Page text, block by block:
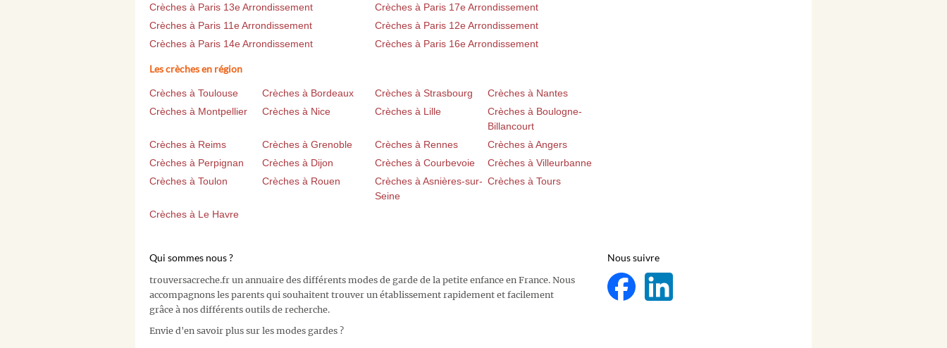
Crèches à Paris 13e Arrondissement
Crèches à Paris 17e Arrondissement
Crèches à Paris 11e Arrondissement
Crèches à Paris 12e Arrondissement
Crèches à Paris 14e Arrondissement
Crèches à Paris 16e Arrondissement
Les crèches en région
Crèches à Toulouse Crèches à Bordeaux Crèches à Strasbourg
Crèches à Nantes
Crèches à Montpellier
Crèches à Nice Crèches à Lille
Crèches à Boulogne-
Billancourt
Crèches à Reims
Crèches à Grenoble Crèches à Rennes
Crèches à Angers
Crèches à Perpignan
Crèches à Dijon Crèches à Courbevoie
Crèches à Villeurbanne
Crèches à Toulon
Crèches à Rouen
Crèches à Asnières-sur-
Seine
Crèches à Tours
Crèches à Le Havre
Qui sommes nous ?
trouversacreche.fr un annuaire des différents modes de garde de la petite enfance en France. Nous
accompagnons les parents qui souhaitent trouver un établissement rapidement et facilement
grâce à nos différents outils de recherche.
Envie d'en savoir plus sur les modes gardes ?
Nous suivre